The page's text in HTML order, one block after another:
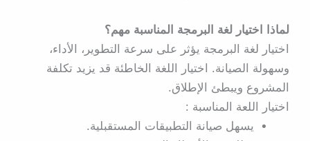
لماذا اختيار لغة البرمجة المناسبة مهم؟
اختيار لغة البرمجة يؤثر على سرعة التطوير، الأداء،
وسهولة الصيانة. اختيار اللغة الخاطئة قد يزيد تكلفة
المشروع ويبطئ الإطلاق.
اختيار اللعة المناسبة :
يسهل صيانة التطبيقات المستقبلية.